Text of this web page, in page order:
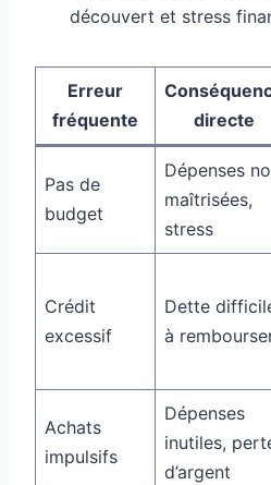
découvert et stress
Erreur
fréquente
directe
Pas de
budget
Dépenses
maîtrisées,
stress
Crédit
excessif
Dette
à
Achats
impulsifs
Dépenses
inutiles,
d’argent